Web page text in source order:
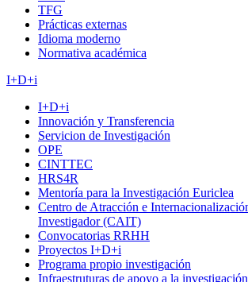
TFG
Prácticas externas
Idioma moderno
Normativa académica
I+D+i
I+D+i
Innovación y Transferencia
Servicion de Investigación
OPE
CINTTEC
HRS4R
Mentoría para la Investigación Euriclea
Centro de Atracción e
Investigador (CAIT)
Convocatorias RRHH
Proyectos I+D+i
Programa propio investigación
Infraestruturas de apoyo a la investigación